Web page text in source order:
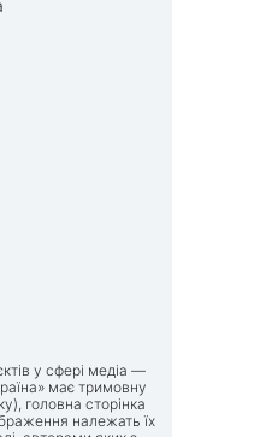
у сфері медіа —
має тримовну
головна сторінка
належать їх